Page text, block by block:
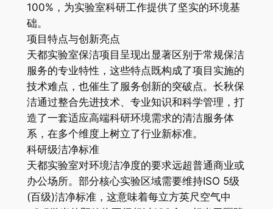
100%，为实验室科研工作提供了坚实的环境基
础。
项目特点与创新亮点
天都实验室保洁项目呈现出显著区别于常规保洁
服务的专业特性，这些特点既构成了项目实施的
技术难点，也催生了服务创新的突破点。长秋保
洁通过整合先进技术、专业知识和科学管理，打
造了一套适应高端科研环境需求的清洁服务体
系，在多个维度上树立了行业新标准。
科研级洁净标准
天都实验室对环境洁净度的要求远超普通商业或
办公场所。部分核心实验区域需要维持ISO 5级
(百级)洁净标准，这意味着每立方英尺空气中